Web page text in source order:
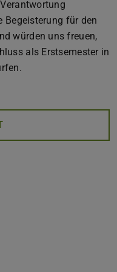
Begeisterung für den
würden uns freuen,
als Erstsemester in